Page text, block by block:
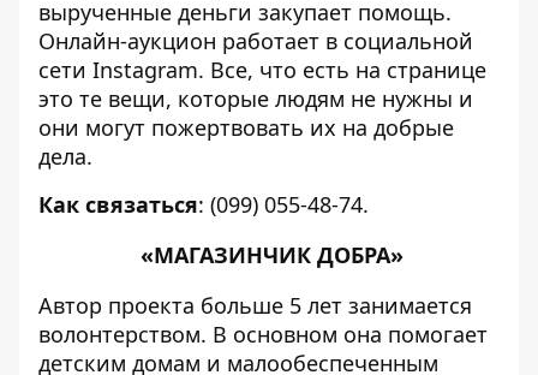
вырученные деньги закупает помощь.
Онлайн-аукцион работает в социальной
сети Instagram. Все, что есть на странице
это те вещи, которые людям не нужны и
они могут пожертвовать их на добрые
дела.
Как связаться: (099) 055-48-74.
«МАГАЗИНЧИК ДОБРА»
Автор проекта больше 5 лет занимается
волонтерством. В основном она помогает
детским домам и малообеспеченным